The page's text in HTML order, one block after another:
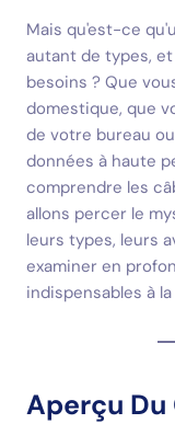
Mais qu'est-ce
autant de types,
besoins ? Que
domestique, que
de votre bureau
données à haute
comprendre les
allons percer le
leurs types, leurs
examiner en
indispensables à
Aperçu Du